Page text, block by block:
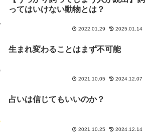
ってはいけない動物とは？
2022.01.29 2025.01.14
生まれ変わることはまず不可能
2021.10.05 2024.12.07
占いは信じてもいいのか？
2021.10.25 2024.12.14